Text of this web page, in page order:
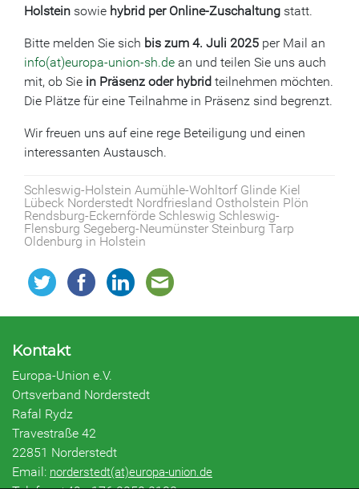
Holstein sowie hybrid per Online-Zuschaltung statt.
Bitte melden Sie sich bis zum 4. Juli 2025 per Mail an
info(at)europa-union-sh.de an und teilen Sie uns auch
mit, ob Sie in Präsenz oder hybrid teilnehmen möchten.
Die Plätze für eine Teilnahme in Präsenz sind begrenzt.
Wir freuen uns auf eine rege Beteiligung und einen
interessanten Austausch.
Schleswig-Holstein Aumühle-Wohltorf Glinde Kiel
Lübeck Norderstedt Nordfriesland Ostholstein Plön
Rendsburg-Eckernförde Schleswig Schleswig-
Flensburg Segeberg-Neumünster Steinburg Tarp
Oldenburg in Holstein
Kontakt
Europa-Union e.V.
Ortsverband Norderstedt
Rafal Rydz
Travestraße 42
22851 Norderstedt
Email: norderstedt(at)europa-union.de